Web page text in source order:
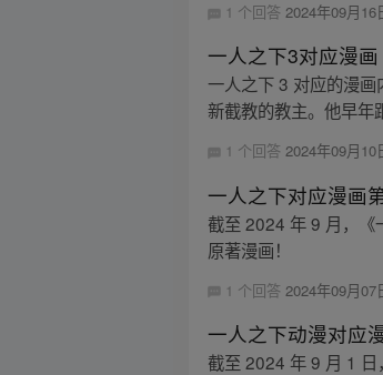
1 个回答2024年09月16
一人之下3对应漫画
一人之下 3 对应的漫
新截教的教主。他早年
1 个回答2024年09月10
一人之下对应漫画
截至 2024 年 9 月，《
原著漫画！
1 个回答 2024年09月07
一人之下动漫对应
截至 2024 年 9 月 1 日